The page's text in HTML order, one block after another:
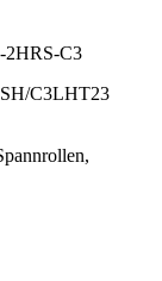
C3
C3LHT23